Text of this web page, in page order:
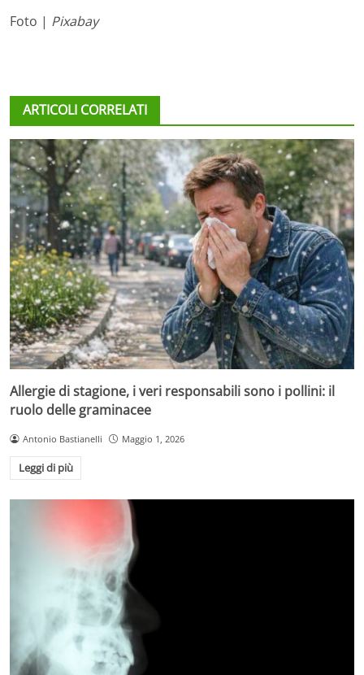
Foto | Pixabay
ARTICOLI CORRELATI
Allergie di stagione, i veri responsabili sono i pollini: il
ruolo delle graminacee
Antonio Bastianelli Maggio 1, 2026
Leggi di più